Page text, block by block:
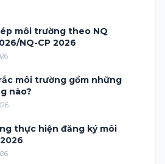
môi trường theo NQ
NQ-CP 2026
môi trường gồm những
nào?
thực hiện đăng ký môi